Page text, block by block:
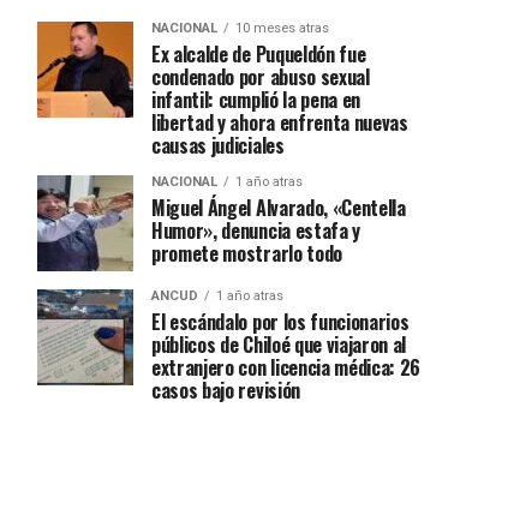
NACIONAL 10 meses atras
Ex alcalde de Puqueldón fue
condenado por abuso sexual
infantil: cumplió la pena en
libertad y ahora enfrenta nuevas
causas judiciales
NACIONAL 1 año atras
Miguel Ángel Alvarado, «Centella
Humor», denuncia estafa y
promete mostrarlo todo
ANCUD 1 año atras
El escándalo por los funcionarios
públicos de Chiloé que viajaron al
extranjero con licencia médica: 26
casos bajo revisión